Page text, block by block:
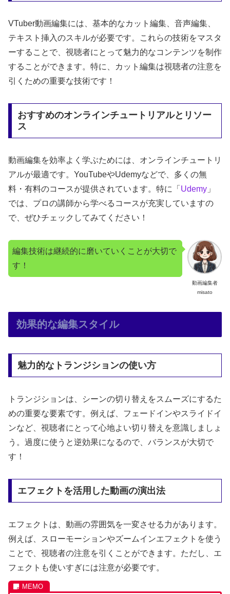
VTuber動画編集には、基本的なカット編集、音声編集、
テキスト挿入のスキルが必要です。これらの技術をマスタ
ーすることで、視聴者にとって魅力的なコンテンツを制作
することができます。特に、カット編集は視聴者の注意を
引くための重要な技術です！
おすすめのオンラインチュートリアルとリソー
ス
動画編集を効率よく学ぶためには、オンラインチュートリ
アルが最適です。YouTubeやUdemyなどで、多くの無
料・有料のコースが提供されています。特に「 Udemy 」
では、プロの講師から学べるコースが充実していますの
で、ぜひチェックしてみてください！
動画編集者
misato
編集技術は継続的に磨いていくことが大切で
す！
効果的な編集スタイル
魅力的なトランジションの使い方
トランジションは、シーンの切り替えをスムーズにするた
めの重要な要素です。例えば、フェードインやスライドイ
ンなど、視聴者にとって心地よい切り替えを意識しましょ
う。過度に使うと逆効果になるので、バランスが大切で
す！
エフェクトを活用した動画の演出法
エフェクトは、動画の雰囲気を一変させる力があります。
例えば、スローモーションやズームインエフェクトを使う
ことで、視聴者の注意を引くことができます。ただし、エ
フェクトも使いすぎには注意が必要です。